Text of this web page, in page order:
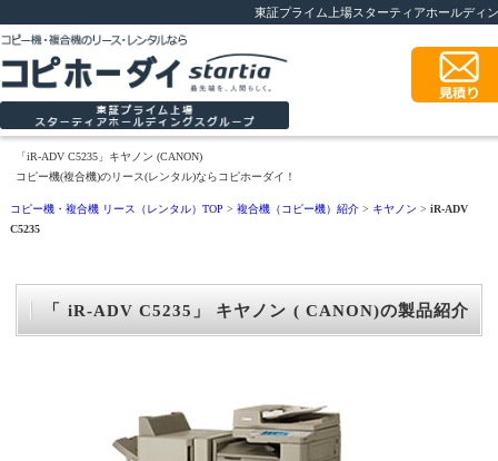
東証プライム上場スターティアホールディ
「iR-ADV C5235」キヤノン (CANON)
コピー機(複合機)のリース(レンタル)ならコピホーダイ！
コピー機・複合機 リース（レンタル）TOP >複合機（コピー機）紹介 > キヤノン>iR-ADV
C5235
「 iR-ADV C5235」 キヤノン ( CANON)の製品紹介